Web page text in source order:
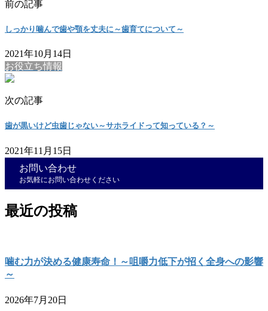
前の記事
しっかり噛んで歯や顎を丈夫に～歯育てについて～
2021年10月14日
お役立ち情報
次の記事
歯が黒いけど虫歯じゃない～サホライドって知っている？～
2021年11月15日
お問い合わせ
お気軽にお問い合わせください
最近の投稿
噛む力が決める健康寿命！～咀嚼力低下が招く全身への影響
～
2026年7月20日